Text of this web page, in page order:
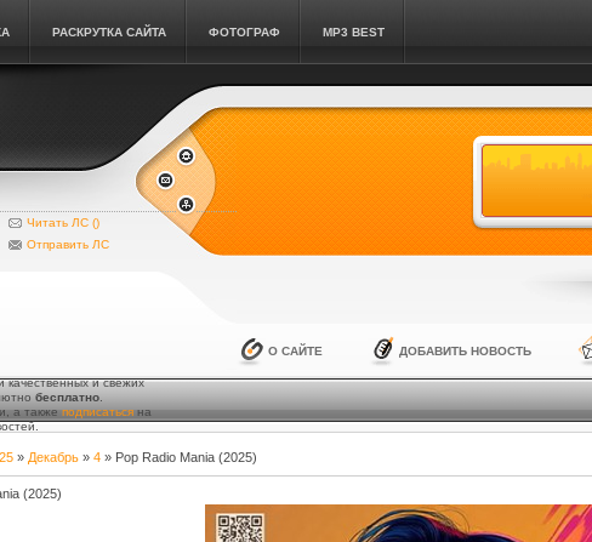
РАСКРУТКА САЙТА ФОТОГРАФ MP3 BEST
Читать ЛС ()
Отправить ЛС
качественных и свежих
бесплатно.
а такжеподписатьсяна
О САЙТЕ ДОБАВИТЬ НОВОСТЬ
» Декабрь » 4 » Pop Radio Mania (2025)
(2025)